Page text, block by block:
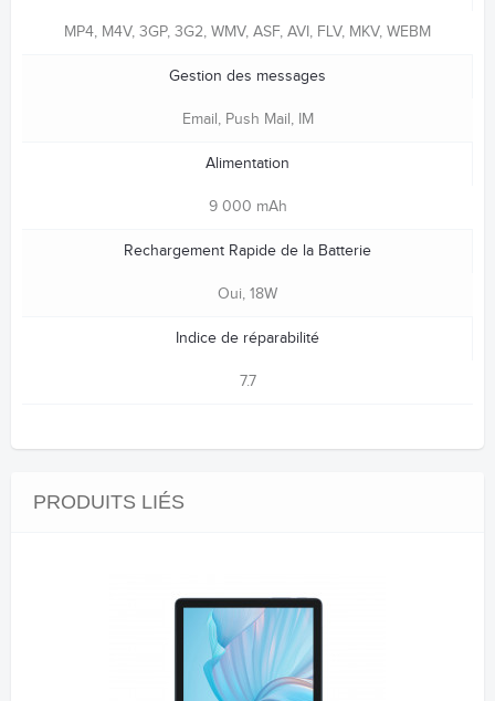
MP4, M4V, 3GP, 3G2, WMV, ASF, AVI, FLV, MKV, WEBM
Gestion des messages
Email, Push Mail, IM
Alimentation
9 000 mAh
Rechargement Rapide de la Batterie
Oui, 18W
Indice de réparabilité
7.7
PRODUITS LIÉS